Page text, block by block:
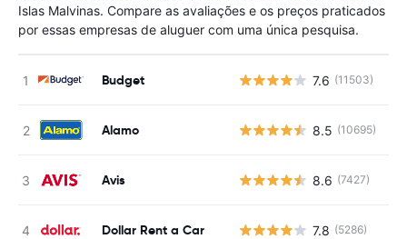
Islas Malvinas. Compare as avaliações e os preços praticados
por essas empresas de aluguer com uma única pesquisa.
Budget 7.6 (11503)
Alamo 8.5 (10695)
Avis 8.6 (7427)
Dollar Rent a Car 7.8 (5286)